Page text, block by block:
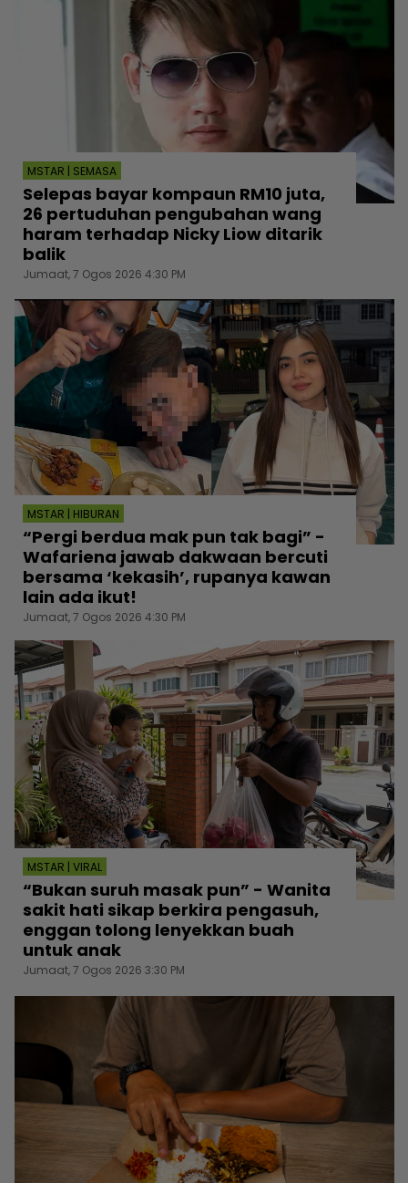
MSTAR | SEMASA
Selepas bayar kompaun RM10 juta,
26 pertuduhan pengubahan wang
haram terhadap Nicky Liow ditarik
balik
Jumaat, 7 Ogos 2026 4:30 PM
MSTAR | HIBURAN
“Pergi berdua mak pun tak bagi” -
Wafariena jawab dakwaan bercuti
bersama ‘kekasih’, rupanya kawan
lain ada ikut!
Jumaat, 7 Ogos 2026 4:30 PM
MSTAR | VIRAL
“Bukan suruh masak pun” - Wanita
sakit hati sikap berkira pengasuh,
enggan tolong lenyekkan buah
untuk anak
Jumaat, 7 Ogos 2026 3:30 PM